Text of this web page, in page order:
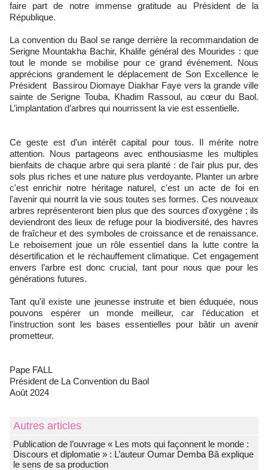
faire part de notre immense gratitude au Président de la
République.
La convention du Baol se range derrière la recommandation de
Serigne Mountakha Bachir, Khalife général des Mourides : que
tout le monde se mobilise pour ce grand événement. Nous
apprécions grandement le déplacement de Son Excellence le
Président Bassirou Diomaye Diakhar Faye vers la grande ville
sainte de Serigne Touba, Khadim Rassoul, au cœur du Baol.
L’implantation d’arbres qui nourrissent la vie est essentielle.
Ce geste est d’un intérêt capital pour tous. Il mérite notre
attention. Nous partageons avec enthousiasme les multiples
bienfaits de chaque arbre qui sera planté : de l'air plus pur, des
sols plus riches et une nature plus verdoyante. Planter un arbre
c'est enrichir notre héritage naturel, c'est un acte de foi en
l'avenir qui nourrit la vie sous toutes ses formes. Ces nouveaux
arbres représenteront bien plus que des sources d'oxygène ; ils
deviendront des lieux de refuge pour la biodiversité, des havres
de fraîcheur et des symboles de croissance et de renaissance.
Le reboisement joue un rôle essentiel dans la lutte contre la
désertification et le réchauffement climatique. Cet engagement
envers l’arbre est donc crucial, tant pour nous que pour les
générations futures.
Tant qu'il existe une jeunesse instruite et bien éduquée, nous
pouvons espérer un monde meilleur, car l'éducation et
l'instruction sont les bases essentielles pour bâtir un avenir
prometteur.
Pape FALL
Président de La Convention du Baol
Août 2024
Autres articles
Publication de l’ouvrage « Les mots qui façonnent le monde :
Discours et diplomatie » : L’auteur Oumar Demba Bâ explique
le sens de sa production